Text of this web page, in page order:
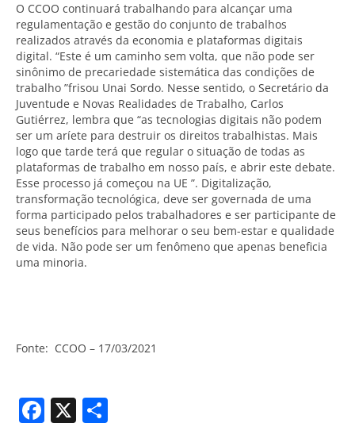
O CCOO continuará trabalhando para alcançar uma
regulamentação e gestão do conjunto de trabalhos
realizados através da economia e plataformas digitais
digital. “Este é um caminho sem volta, que não pode ser
sinônimo de precariedade sistemática das condições de
trabalho ”frisou Unai Sordo. Nesse sentido, o Secretário da
Juventude e Novas Realidades de Trabalho, Carlos
Gutiérrez, lembra que “as tecnologias digitais não podem
ser um aríete para destruir os direitos trabalhistas. Mais
logo que tarde terá que regular o situação de todas as
plataformas de trabalho em nosso país, e abrir este debate.
Esse processo já começou na UE ”. Digitalização,
transformação tecnológica, deve ser governada de uma
forma participado pelos trabalhadores e ser participante de
seus benefícios para melhorar o seu bem-estar e qualidade
de vida. Não pode ser um fenômeno que apenas beneficia
uma minoria.
Fonte: CCOO – 17/03/2021
Facebook
X